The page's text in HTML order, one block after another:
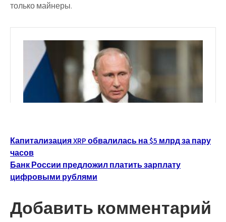
только майнеры.
Навигация
по
записям
Капитализация XRP обвалилась на $5 млрд за пару
часов
Банк России предложил платить зарплату
цифровыми рублями
Добавить комментарий